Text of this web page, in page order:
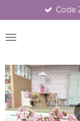
direct
naar
Code